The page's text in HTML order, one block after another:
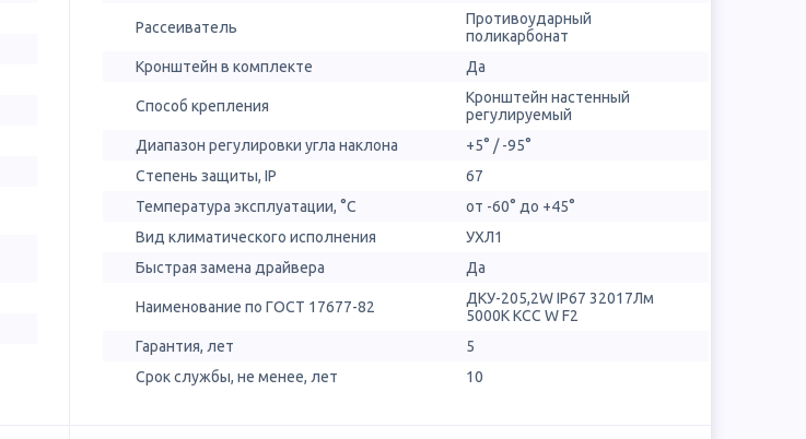
Рассеиватель
Противоударный
поликарбонат
Кронштейн в комплекте
Да
Способ крепления
Кронштейн настенный
регулируемый
Диапазон регулировки угла наклона
+5° / -95°
Степень защиты, IP
67
Температура эксплуатации, °С
от -60° до +45°
Вид климатического исполнения
УХЛ1
Быстрая замена драйвера
Да
Наименование по ГОСТ 17677-82
ДКУ-205,2W IP67 32017Лм
5000К КСС W F2
Гарантия, лет
5
Срок службы, не менее, лет
10